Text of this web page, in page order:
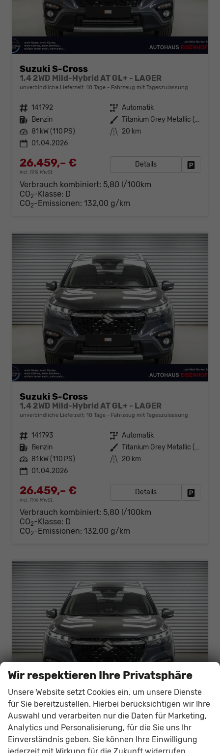
Suzuki S-Cross
1,4 2WD Mild-Hybrid AT GL+ - LAGER
unverbindliche Lieferzeit: 10 Tage Fahrzeug mit Tageszulassung
Fahrzeugnr. 141792 Getriebe Automatik
Kraftstoff Benzin Außenfarbe
Titanium Grey Metallic (ZZZ)
Leistung 81 kW (110 PS) Kilometerstand 20 km
01.04.2026
26.459,– €
incl. 19% MwSt.
Details
Verbrauch kombiniert: 5,80 l/100km
CO2-Klasse: D
CO2-Emissionen: 132,00 g/km
Suzuki S-Cross
1,4 2WD Mild-Hybrid AT GL+ - LAGER
unverbindliche Lieferzeit: 10 Tage Fahrzeug mit Tageszulassung
Fahrzeugnr. 141793 Getriebe Automatik
Kraftstoff Benzin Außenfarbe
Titanium Grey Metallic (ZZZ)
Leistung 81 kW (110 PS) Kilometerstand 20 km
01.04.2026
26.459,– €
incl. 19% MwSt.
Details
Verbrauch kombiniert: 5,80 l/100km
CO2-Klasse: D
CO2-Emissionen: 132,00 g/km
Suzuki S-Cross
1,4 2WD Mild-Hybrid AT GL+ - LAGER
unverbindliche Lieferzeit: 10 Tage Fahrzeug mit Tageszulassung
Wir respektieren Ihre Privatsphäre
Unsere Website setzt Cookies ein, um unsere Dienste
für Sie bereitzustellen. Hierbei berücksichtigen wir Ihre
Auswahl und verarbeiten nur die Daten für Marketing,
Analytics und Personalisierung, für die Sie uns Ihr
Einverständnis geben. Sie können Ihre Einwilligung